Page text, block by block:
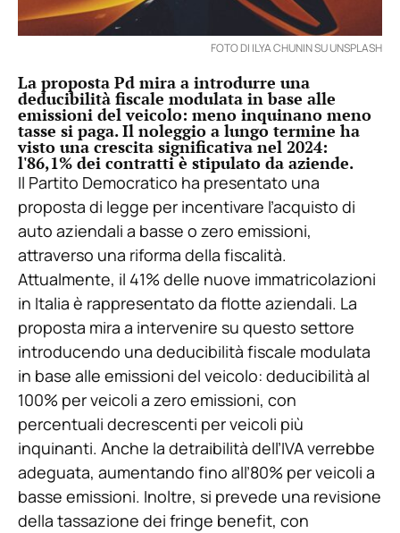
FOTO DI ILYA CHUNIN SU UNSPLASH
La proposta Pd mira a introdurre una
deducibilità fiscale modulata in base alle
emissioni del veicolo: meno inquinano meno
tasse si paga. Il noleggio a lungo termine ha
visto una crescita significativa nel 2024:
l'86,1% dei contratti è stipulato da aziende.
Il Partito Democratico ha presentato una
proposta di legge per incentivare l’acquisto di
auto aziendali a basse o zero emissioni,
attraverso una riforma della fiscalità.
Attualmente, il 41% delle nuove immatricolazioni
in Italia è rappresentato da flotte aziendali. La
proposta mira a intervenire su questo settore
introducendo una deducibilità fiscale modulata
in base alle emissioni del veicolo: deducibilità al
100% per veicoli a zero emissioni, con
percentuali decrescenti per veicoli più
inquinanti. Anche la detraibilità dell’IVA verrebbe
adeguata, aumentando fino all’80% per veicoli a
basse emissioni. Inoltre, si prevede una revisione
della tassazione dei fringe benefit, con